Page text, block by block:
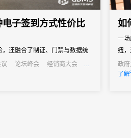
子签到方式性价比
还融合了制证、门禁与数据统
程，减少等待时间，同时能够
贵的参会者信息，助力后续的
论坛峰会
经销商大会
如
一
纽
政
线
了